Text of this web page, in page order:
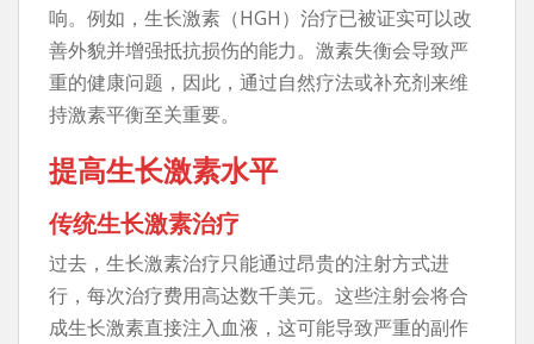
响。例如，生长激素（HGH）治疗已被证实可以改
善外貌并增强抵抗损伤的能力。激素失衡会导致严
重的健康问题，因此，通过自然疗法或补充剂来维
持激素平衡至关重要。
提高生长激素水平
传统生长激素治疗
过去，生长激素治疗只能通过昂贵的注射方式进
行，每次治疗费用高达数千美元。这些注射会将合
成生长激素直接注入血液，这可能导致严重的副作